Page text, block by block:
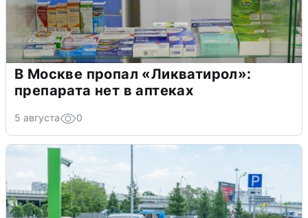
В Москве пропал «Ликватирол»:
препарата нет в аптеках
5 августа 0